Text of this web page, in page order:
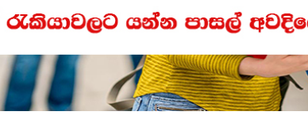
උසස් පෙළ